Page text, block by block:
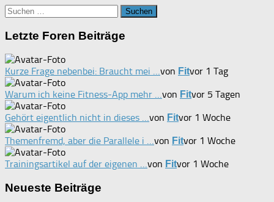
Suchen
nach:
Letzte Foren Beiträge
Kurze Frage nebenbei: Braucht mei …von Fitvor 1 Tag
Warum ich keine Fitness-App mehr …von Fitvor 5 Tagen
Gehört eigentlich nicht in dieses …von Fitvor 1 Woche
Themenfremd, aber die Parallele i …von Fitvor 1 Woche
Trainingsartikel auf der eigenen …von Fitvor 1 Woche
Neueste Beiträge